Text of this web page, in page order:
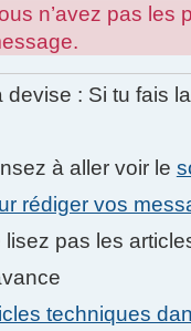
n’avez pas les
devise : Si tu fais
à aller voir le
rédiger vos
lisez pas les
techniques